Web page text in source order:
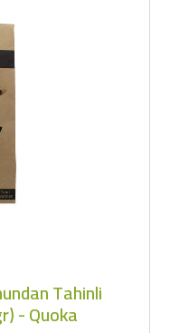
Tahinli
- Quoka